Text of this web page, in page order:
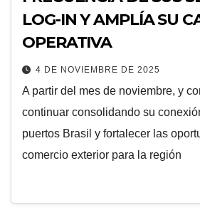
LOG-IN Y AMPLÍA SU
OPERATIVA
4 DE NOVIEMBRE DE 2025
A partir del mes de noviembre, y
continuar consolidando su
puertos Brasil y fortalecer las
comercio exterior para la región